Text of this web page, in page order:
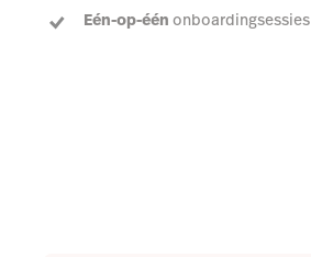
Eén-op-één onboardingsessies